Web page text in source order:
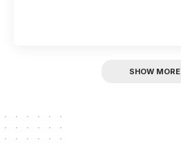
SHOW MORE